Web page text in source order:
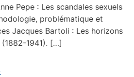
Pepe : Les scandales sexuels
problématique et
Jacques Bartoli : Les horizons
1941). […]